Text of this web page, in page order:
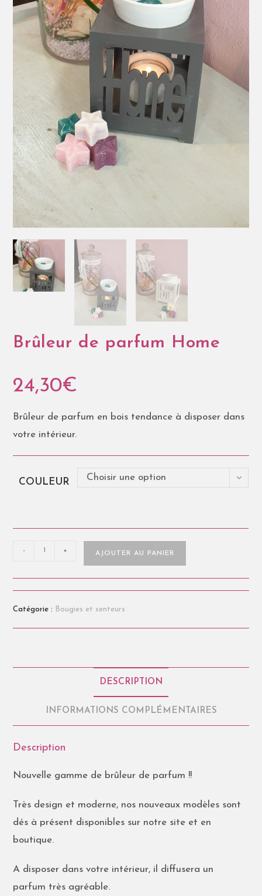
Brûleur de parfum Home
24,30€
Brûleur de parfum en bois tendance à disposer dans
votre intérieur.
COULEUR Choisir une option
- + AJOUTER AU PANIER
Catégorie : Bougies et senteurs
DESCRIPTION
INFORMATIONS COMPLÉMENTAIRES
Description
Nouvelle gamme de brûleur de parfum !!
Très design et moderne, nos nouveaux modèles sont
dés à présent disponibles sur notre site et en
boutique.
A disposer dans votre intérieur, il diffusera un
parfum très agréable.